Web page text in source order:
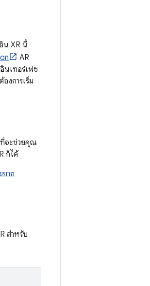
น XR นี้
AR
นเทอร์เฟซ
งการเริ่ม
ที่จะช่วยคุณ
ก็ได้
ยาย
สำหรับ